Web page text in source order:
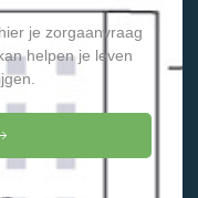
je zorgaanvraag
helpen je leven